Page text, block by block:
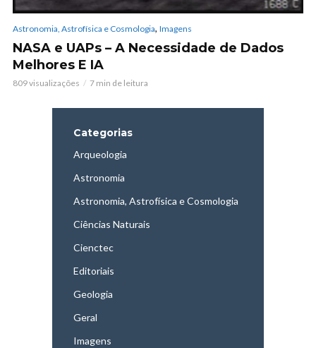
Astronomia, Astrofísica e Cosmologia, Imagens
NASA e UAPs – A Necessidade de Dados
Melhores E IA
809 visualizações 7 min de leitura
Categorias
Arqueologia
Astronomia
Astronomia, Astrofísica e Cosmologia
Ciências Naturais
Cienctec
Editoriais
Geologia
Geral
Imagens